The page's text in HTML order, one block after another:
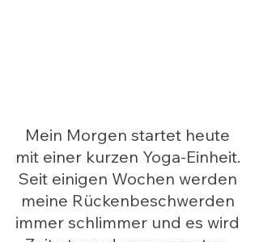
Mein Morgen startet heute
mit einer kurzen Yoga-Einheit.
Seit einigen Wochen werden
meine Rückenbeschwerden
immer schlimmer und es wird